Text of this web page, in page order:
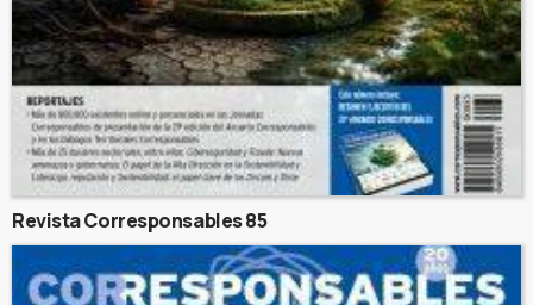
Revista Corresponsables 85